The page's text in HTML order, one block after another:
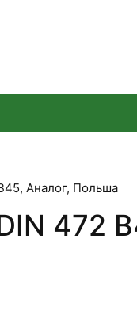
Аналог, Польша
472